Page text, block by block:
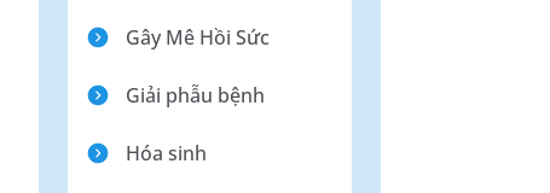
Gây Mê Hồi Sức
Giải phẫu bệnh
Hóa sinh